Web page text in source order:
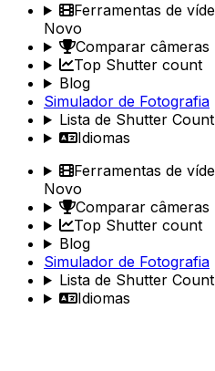
Ferramentas de
Novo
Comparar câmeras
Top Shutter count
Blog
Simulador de Fotografia
Lista de Shutter
Idiomas
Ferramentas de
Novo
Comparar câmeras
Top Shutter count
Blog
Simulador de Fotografia
Lista de Shutter
Idiomas